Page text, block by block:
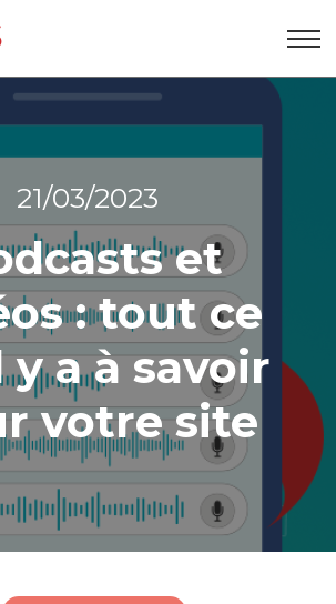
21/03/2023
et
: tout ce
y a à savoir
votre site